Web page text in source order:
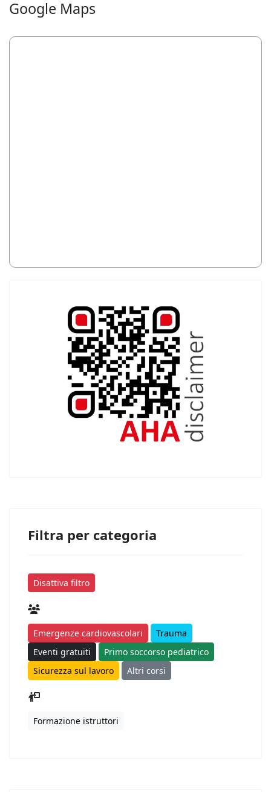
Google Maps
Filtra per categoria
Disattiva filtro
Emergenze cardiovascolari
Trauma
Eventi gratuiti
Primo soccorso pediatrico
Sicurezza sul lavoro
Altri corsi
Formazione istruttori